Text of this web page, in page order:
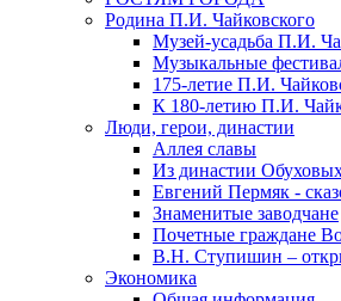
Родина П.И. Чайковского
Музей-усадьба П.И.
Музыкальные
175-летие П.И.
К 180-летию П.И.
Люди, герои, династии
Аллея славы
Из династии
Евгений Пермяк -
Знаменитые заводчане
Почетные граждане
В.Н. Ступишин –
Экономика